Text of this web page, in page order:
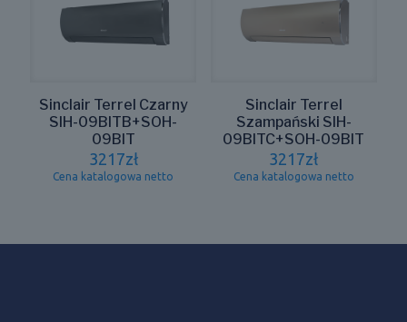
Sinclair Terrel Czarny
SIH-09BITB+SOH-
09BIT
3217zł
Cena katalogowa netto
Sinclair Terrel
Szampański SIH-
09BITC+SOH-09BIT
3217zł
Cena katalogowa netto